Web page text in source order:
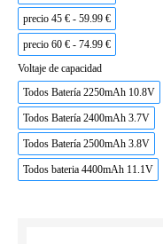
precio 45 € - 59.99 €
precio 60 € - 74.99 €
Voltaje de capacidad
Todos Batería 2250mAh 10.8V
Todos Batería 2400mAh 3.7V
Todos Batería 2500mAh 3.8V
Todos bateria 4400mAh 11.1V